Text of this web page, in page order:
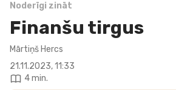
Noderīgi zināt
Finanšu tirgus
Mārtiņš Hercs
21.11.2023, 11:33
4 min.